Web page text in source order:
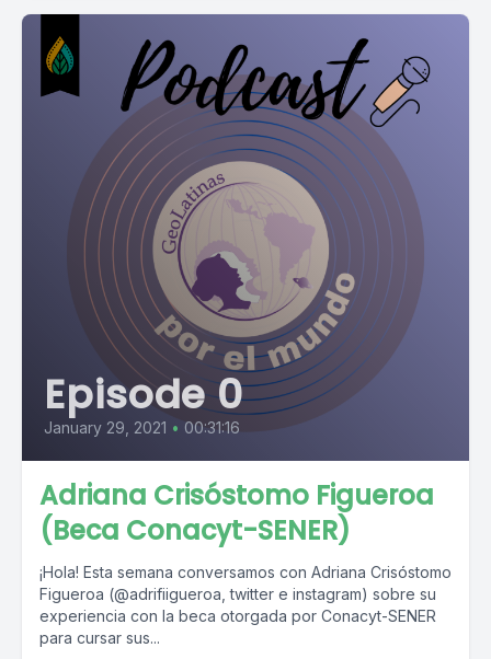
Episode 0
January 29, 2021 • 00:31:16
Adriana Crisóstomo Figueroa
(Beca Conacyt-SENER)
¡Hola! Esta semana conversamos con Adriana Crisóstomo
Figueroa (@adrifiigueroa, twitter e instagram) sobre su
experiencia con la beca otorgada por Conacyt-SENER
para cursar sus...